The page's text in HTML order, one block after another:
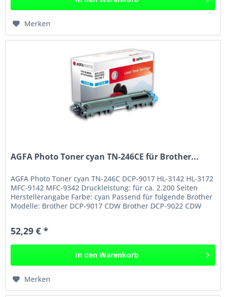
Merken
AGFA Photo Toner cyan TN-246CE für Brother...
AGFA Photo Toner cyan TN-246C DCP-9017 HL-3142 HL-3172
MFC-9142 MFC-9342 Druckleistung: für ca. 2.200 Seiten
Herstellerangabe Farbe: cyan Passend für folgende Brother
Modelle: Brother DCP-9017 CDW Brother DCP-9022 CDW
52,29 € *
In den Warenkorb
Merken